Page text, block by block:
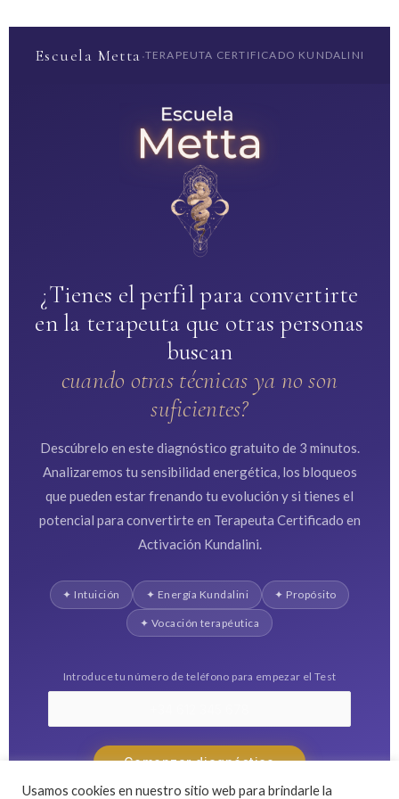
Escuela Metta·TERAPEUTA CERTIFICADO KUNDALINI
¿Tienes el perfil para convertirte
en la terapeuta que otras personas
buscan
cuando otras técnicas ya no son
suficientes?
Descúbrelo en este diagnóstico gratuito de 3 minutos.
Analizaremos tu sensibilidad energética, los bloqueos
que pueden estar frenando tu evolución y si tienes el
potencial para convertirte en Terapeuta Certificado en
Activación Kundalini.
✦ Intuición ✦ Energía Kundalini ✦ Propósito
✦ Vocación terapéutica
Introduce tu número de teléfono para empezar el Test
Comenzar diagnóstico
12 preguntas · 3 minutos · Resultado inmediato
Usamos cookies en nuestro sitio web para brindarle la